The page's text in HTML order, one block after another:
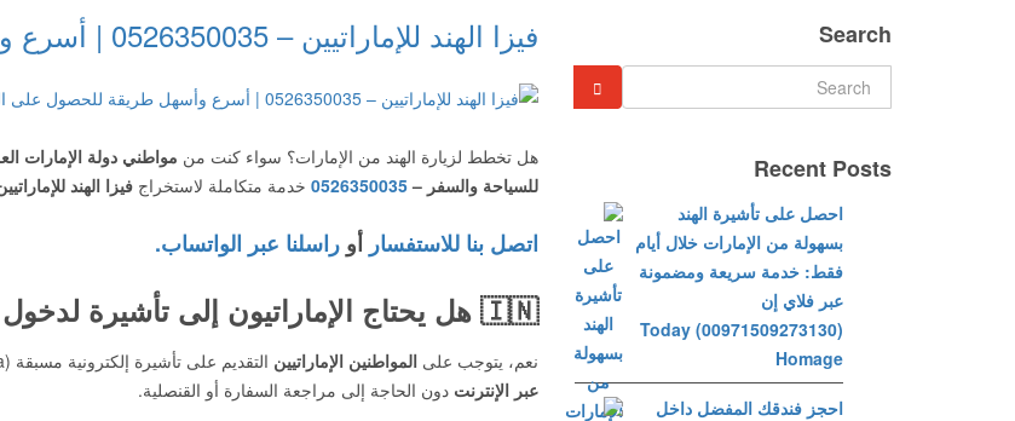
فيزا الهند للإماراتيين – 0526350035 | أسرع وأسهل طريقة للحصول على التأشيرة
هل تخطط لزيارة الهند من الإمارات؟ سواء كنت من مواطني دولة الإمارات
للسياحة والسفر –0526350035 خدمة متكاملة لاستخراجفيزا الهند
اتصل بنا للاستفسار أوراسلنا عبر الواتساب.
🇮🇳 هل يحتاج الإماراتيون إلى تأشيرة لدخول
نعم، يتوجب علىالمواطنين الإماراتيين التقديم على تأشيرة إلكترونية مسبقة (e-Visa) قبل
عبر الإنترنت دون الحاجة إلى مراجعة السفارة أو القنصلية.
Search
Recent Posts
احصل على تأشيرة الهند
بسهولة من الإمارات خلال أيام
فقط: خدمة سريعة ومضمونة
عبر فلاي إن
(00971509273130) Today
Homage
احجز فندقك المفضل داخل